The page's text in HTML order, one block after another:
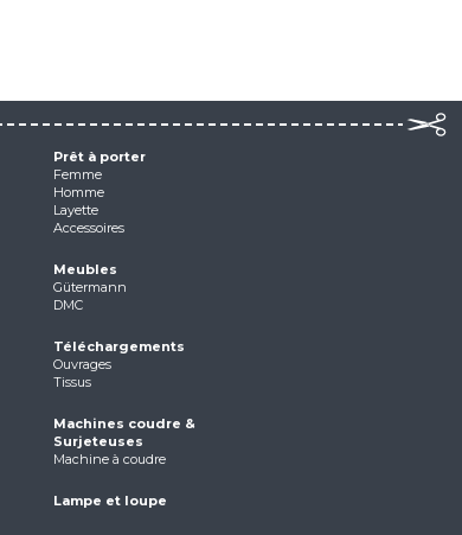
Prêt à porter
Femme
Homme
Layette
Accessoires
Meubles
Gütermann
DMC
Téléchargements
Ouvrages
Tissus
Machines coudre &
Surjeteuses
Machine à coudre
Lampe et loupe